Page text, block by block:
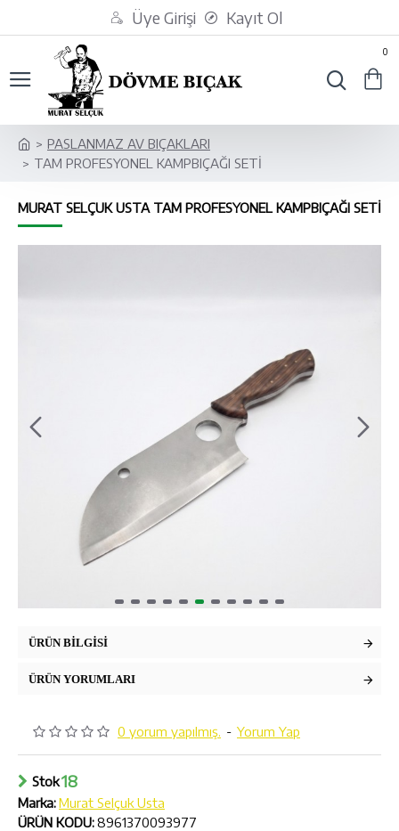
Üye Girişi Kayıt Ol
0
PASLANMAZ AV BIÇAKLARI
TAM PROFESYONEL KAMPBIÇAĞI SETİ
MURAT SELÇUK USTA TAM PROFESYONEL KAMPBIÇAĞI SETİ
ÜRÜN BILGISI
ÜRÜN YORUMLARI
0 yorum yapılmış. - Yorum Yap
Stok18
Marka:Murat Selçuk Usta
ÜRÜN KODU:8961370093977